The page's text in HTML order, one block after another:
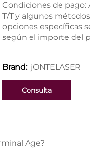
Condiciones de pago:
T/T y algunos
opciones específicas
según el importe del
Brand: jONTELASER
Consulta
Age?